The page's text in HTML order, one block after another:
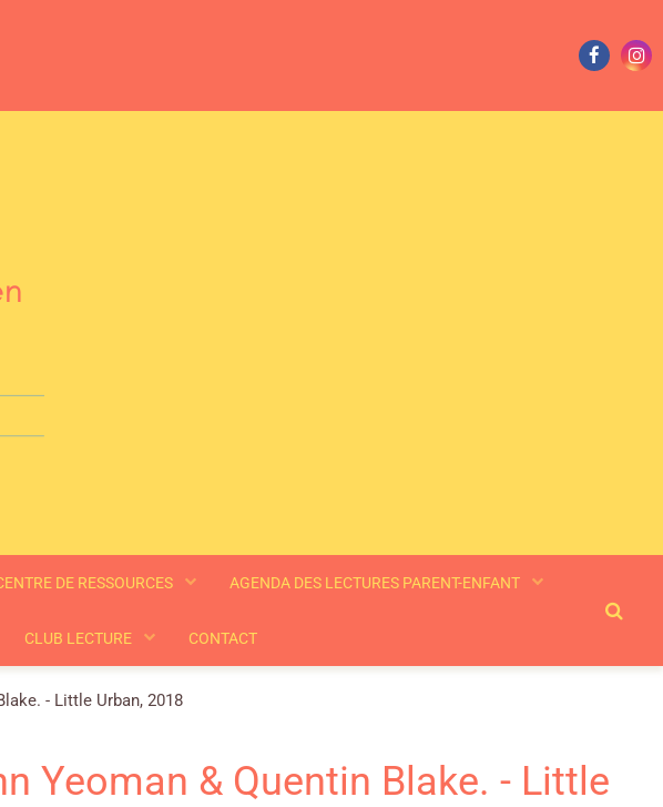
DE RESSOURCES AGENDA DES LECTURES PARENT-ENFANT
CLUB LECTURE CONTACT
- Little Urban, 2018
Yeoman & Quentin Blake. - Little